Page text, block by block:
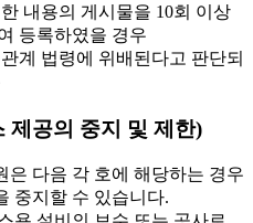
내용의 게시물을 10회 이상
등록하였을 경우
계 법령에 위배된다고 판단되
제공의 중지 및 제한)
다음 각 호에 해당하는 경우
중지할 수 있습니다.